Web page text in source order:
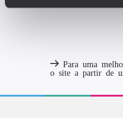
Para uma
o site a partir de